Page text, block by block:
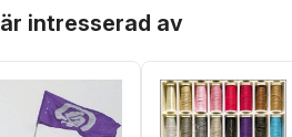
intresserad av